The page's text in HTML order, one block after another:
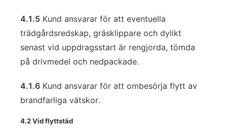
4.1.5 Kund ansvarar för att eventuella
trädgårdsredskap, gräsklippare och dylikt
senast vid uppdragsstart är rengjorda, tömda
på drivmedel och nedpackade.
4.1.6 Kund ansvarar för att ombesörja flytt av
brandfarliga vätskor.
4.2 Vid flyttstäd